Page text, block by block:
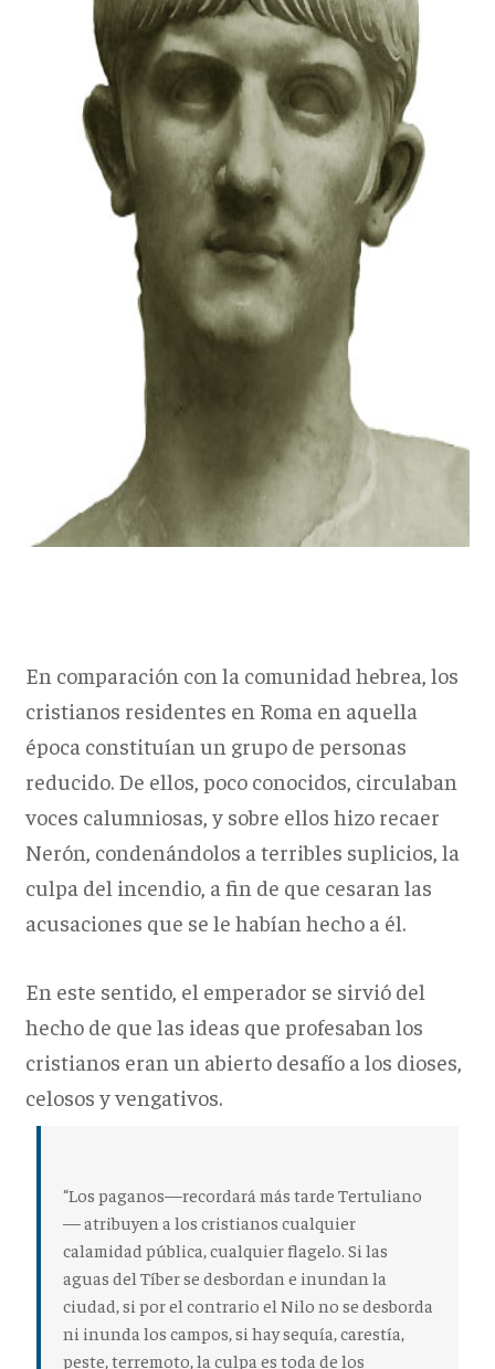
En comparación con la comunidad hebrea, los
cristianos residentes en Roma en aquella
época constituían un grupo de personas
reducido. De ellos, poco conocidos, circulaban
voces calumniosas, y sobre ellos hizo recaer
Nerón, condenándolos a terribles suplicios, la
culpa del incendio, a fin de que cesaran las
acusaciones que se le habían hecho a él.
En este sentido, el emperador se sirvió del
hecho de que las ideas que profesaban los
cristianos eran un abierto desafío a los dioses,
celosos y vengativos.
“Los paganos—recordará más tarde Tertuliano
— atribuyen a los cristianos cualquier
calamidad pública, cualquier flagelo. Si las
aguas del Tíber se desbordan e inundan la
ciudad, si por el contrario el Nilo no se desborda
ni inunda los campos, si hay sequía, carestía,
peste, terremoto, la culpa es toda de los